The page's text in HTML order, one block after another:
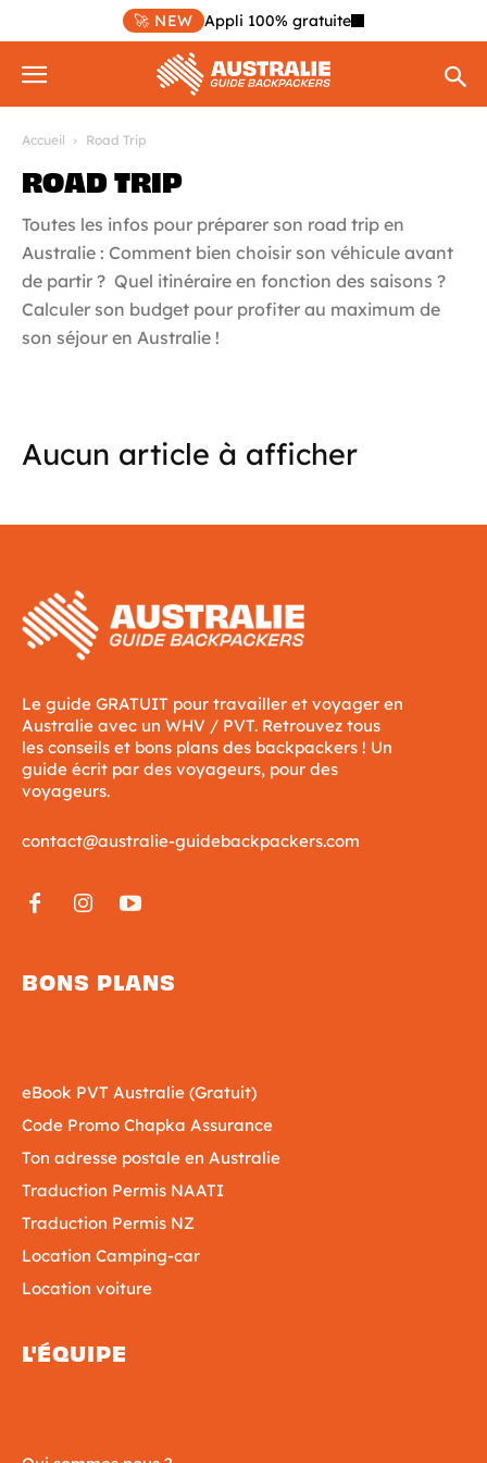
🚀 NEW Appli 100% gratuite
Accueil Road Trip
ROAD TRIP
Toutes les infos pour préparer son road trip en
Australie : Comment bien choisir son véhicule avant
de partir ? Quel itinéraire en fonction des saisons ?
Calculer son budget pour profiter au maximum de
son séjour en Australie !
Aucun article à afficher
Le guide GRATUIT pour travailler et voyager en
Australie avec un WHV / PVT. Retrouvez tous
les conseils et bons plans des backpackers ! Un
guide écrit par des voyageurs, pour des
voyageurs.
contact@australie-guidebackpackers.com
BONS PLANS
eBook PVT Australie (Gratuit)
Code Promo Chapka Assurance
Ton adresse postale en Australie
Traduction Permis NAATI
Traduction Permis NZ
Location Camping-car
Location voiture
L'ÉQUIPE